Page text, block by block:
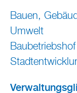
Bauen,
Umwelt
Baubetriebshof